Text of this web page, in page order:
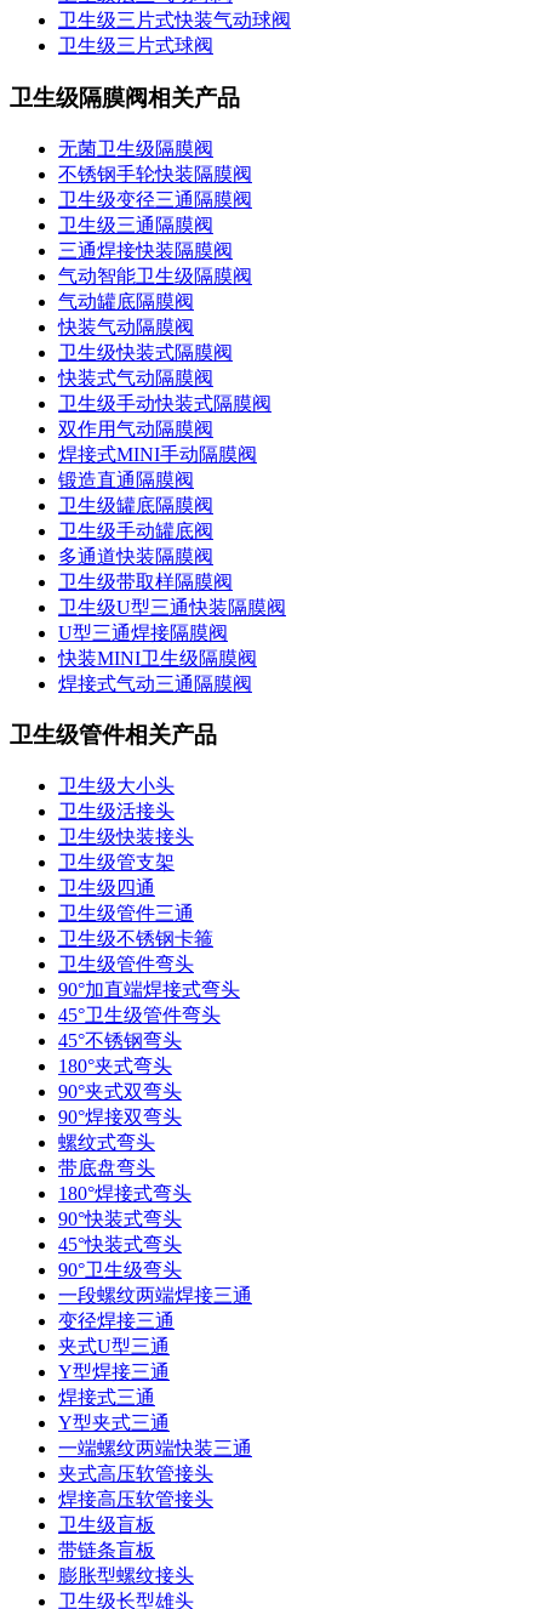
卫生级三片式快装气动球阀
卫生级三片式球阀
卫生级隔膜阀相关产品
无菌卫生级隔膜阀
不锈钢手轮快装隔膜阀
卫生级变径三通隔膜阀
卫生级三通隔膜阀
三通焊接快装隔膜阀
气动智能卫生级隔膜阀
气动罐底隔膜阀
快装气动隔膜阀
卫生级快装式隔膜阀
快装式气动隔膜阀
卫生级手动快装式隔膜阀
双作用气动隔膜阀
焊接式MINI手动隔膜阀
锻造直通隔膜阀
卫生级罐底隔膜阀
卫生级手动罐底阀
多通道快装隔膜阀
卫生级带取样隔膜阀
卫生级U型三通快装隔膜阀
U型三通焊接隔膜阀
快装MINI卫生级隔膜阀
焊接式气动三通隔膜阀
卫生级管件相关产品
卫生级大小头
卫生级活接头
卫生级快装接头
卫生级管支架
卫生级四通
卫生级管件三通​
卫生级不锈钢卡箍
卫生级管件弯头
90°加直端焊接式弯头
45°卫生级管件弯头
45°不锈钢弯头
180°夹式弯头
90°夹式双弯头
90°焊接双弯头
螺纹式弯头
带底盘弯头
180°焊接式弯头
90°快装式弯头
45°快装式弯头
90°卫生级弯头
一段螺纹两端焊接三通
变径焊接三通
夹式U型三通
Y型焊接三通
焊接式三通
Y型夹式三通
一端螺纹两端快装三通
夹式高压软管接头
焊接高压软管接头
卫生级盲板
带链条盲板
膨胀型螺纹接头
卫生级长型雄头